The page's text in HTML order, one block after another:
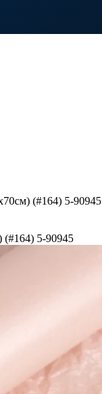
(#164) 5-90945
5-90945